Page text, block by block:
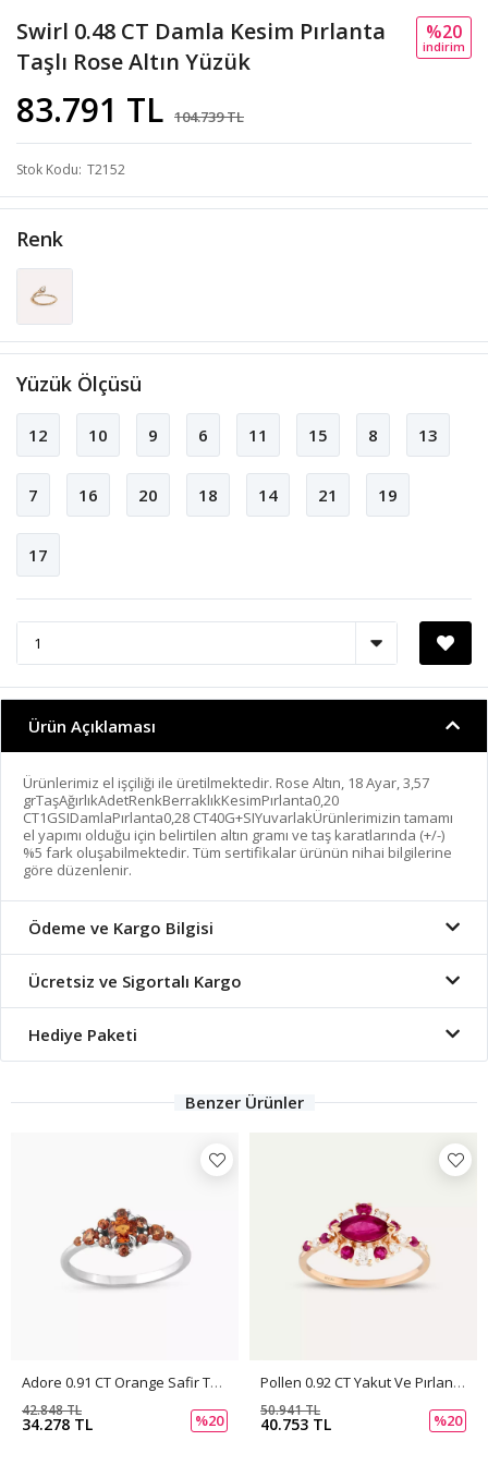
Swirl 0.48 CT Damla Kesim Pırlanta
Taşlı Rose Altın Yüzük
83.791 TL 104.739 TL
%20
i̇ndi̇ri̇m
Stok Kodu T2152
Renk
Yüzük Ölçüsü
12 10 9 6 11 15 8 13
7 16 20 18 14 21 19
17
Ürün Açıklaması
Ürünlerimiz el işçiliği ile üretilmektedir. Rose Altın, 18 Ayar, 3,57
grTaşAğırlıkAdetRenkBerraklıkKesimPırlanta0,20
CT1GSIDamlaPırlanta0,28 CT40G+SIYuvarlakÜrünlerimizin tamamı
el yapımı olduğu için belirtilen altın gramı ve taş karatlarında (+/-)
%5 fark oluşabilmektedir. Tüm sertifikalar ürünün nihai bilgilerine
göre düzenlenir.
Ödeme ve Kargo Bilgisi
Ücretsiz ve Sigortalı Kargo
Hediye Paketi
Benzer Ürünler
Adore 0.91 CT Orange Safir Taşlı Beyaz Altın Yüzük
34.278 TL
42.848 TL
%20
Pollen 0.92 CT Yakut Ve Pırlanta Taşlı Rose Altın Yüzük
40.753 TL
50.941 TL
%20